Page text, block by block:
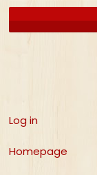
Log in
Homepage